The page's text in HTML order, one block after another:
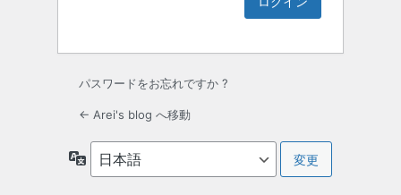
パスワードをお忘れですか ?
← Arei's blog へ移動
語